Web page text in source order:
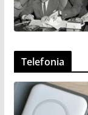
Telefonia